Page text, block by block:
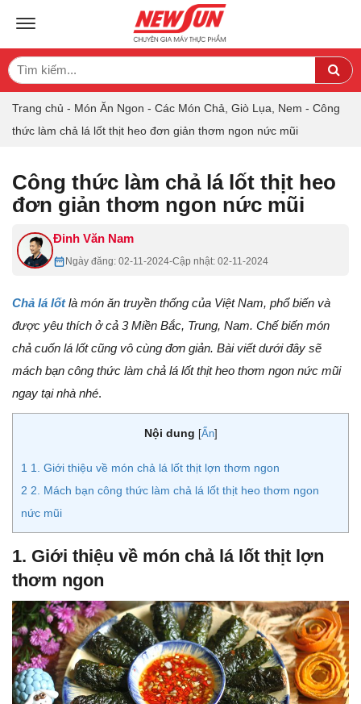
TOGGLE NAVIGATION
Search
for:
Trang chủ - Món Ăn Ngon - Các Món Chả, Giò Lụa, Nem - Công
thức làm chả lá lốt thịt heo đơn giản thơm ngon nức mũi
Công thức làm chả lá lốt thịt heo
đơn giản thơm ngon nức mũi
Đinh Văn Nam
Ngày đăng: 02-11-2024-Cập nhật: 02-11-2024
Chả lá lốt là món ăn truyền thống của Việt Nam, phổ biến và
được yêu thích ở cả 3 Miền Bắc, Trung, Nam. Chế biến món
chả cuốn lá lốt cũng vô cùng đơn giản. Bài viết dưới đây sẽ
mách bạn công thức làm chả lá lốt thịt heo thơm ngon nức mũi
ngay tại nhà nhé.
Nội dung [Ẩn]
1 1. Giới thiệu về món chả lá lốt thịt lợn thơm ngon
2 2. Mách bạn công thức làm chả lá lốt thịt heo thơm ngon
nức mũi
1. Giới thiệu về món chả lá lốt thịt lợn
thơm ngon